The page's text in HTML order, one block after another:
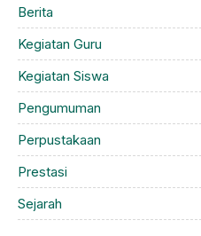
Berita
Kegiatan Guru
Kegiatan Siswa
Pengumuman
Perpustakaan
Prestasi
Sejarah